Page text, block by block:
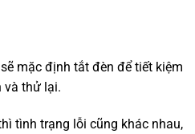
mặc định tắt đèn để tiết kiệm
và thử lại.
tình trạng lỗi cũng khác nhau,